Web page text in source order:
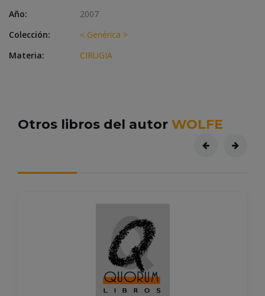
Año:
2007
Colección:
< Genérica >
Materia:
CIRUGIA
Otros libros del autor WOLFE